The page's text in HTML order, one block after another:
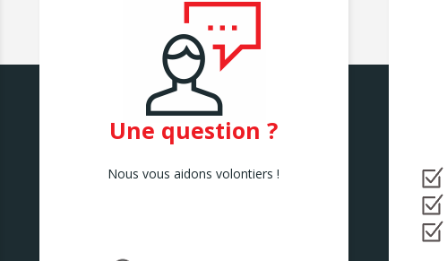
Une question ?
Nous vous aidons volontiers !